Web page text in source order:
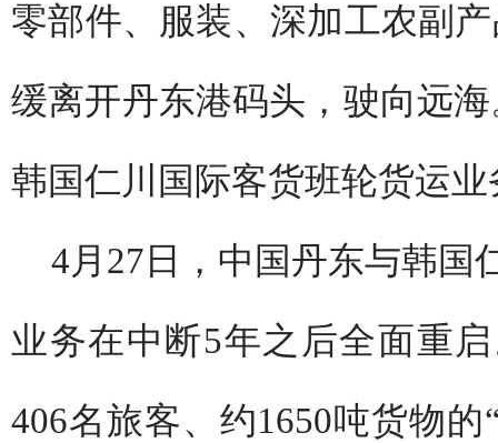
零部件、服装、深加工农副
缓离开丹东港码头，驶向远
韩国仁川国际客货班轮货运
4月27日，中国丹东与韩国
业务在中断5年之后全面重
406名旅客、约1650吨货物